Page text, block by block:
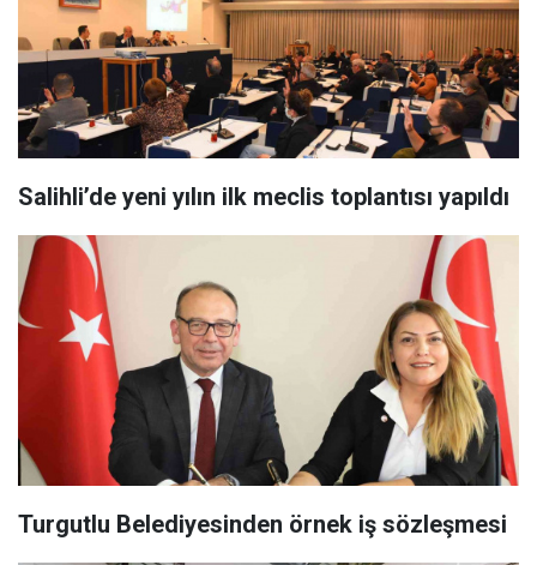
Salihli’de yeni yılın ilk meclis toplantısı yapıldı
Turgutlu Belediyesinden örnek iş sözleşmesi